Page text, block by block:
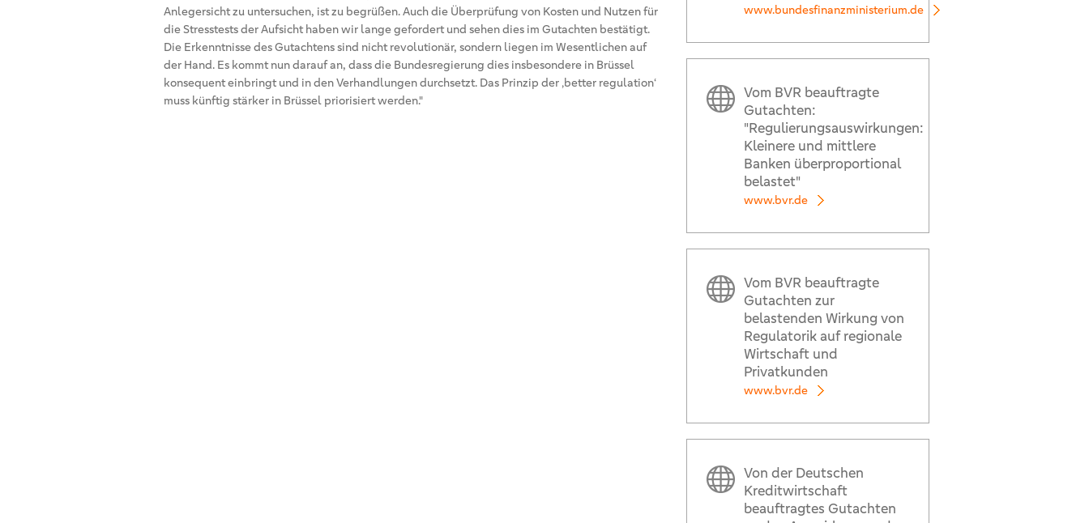
Anlegersicht zu untersuchen, ist zu begrüßen. Auch die Überprüfung von Kosten und Nutzen für
die Stresstests der Aufsicht haben wir lange gefordert und sehen dies im Gutachten bestätigt.
Die Erkenntnisse des Gutachtens sind nicht revolutionär, sondern liegen im Wesentlichen auf
der Hand. Es kommt nun darauf an, dass die Bundesregierung dies insbesondere in Brüssel
konsequent einbringt und in den Verhandlungen durchsetzt. Das Prinzip der ‚better regulation‘
muss künftig stärker in Brüssel priorisiert werden."
www.bundesfinanzministerium.de
Vom BVR beauftragte
Gutachten:
"Regulierungsauswirkungen:
Kleinere und mittlere
Banken überproportional
belastet"
www.bvr.de
Vom BVR beauftragte
Gutachten zur
belastenden Wirkung von
Regulatorik auf regionale
Wirtschaft und
Privatkunden
www.bvr.de
Von der Deutschen
Kreditwirtschaft
beauftragtes Gutachten